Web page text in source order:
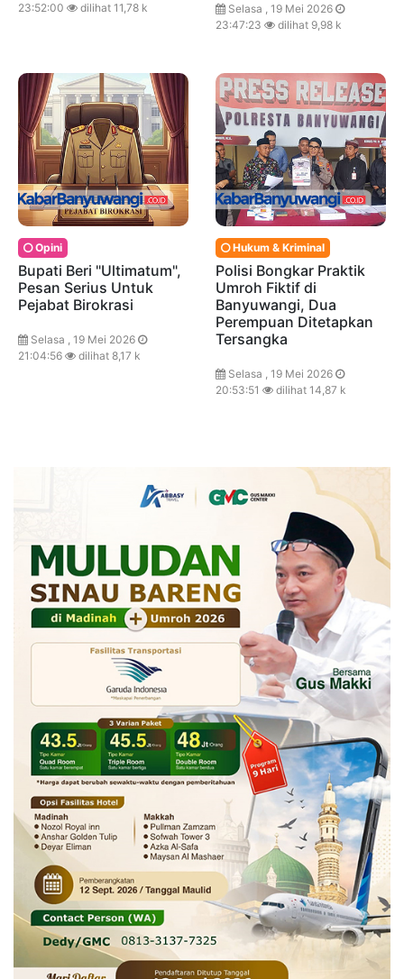
23:52:00
dilihat 11,78 k
Selasa , 19 Mei 2026
23:47:23
dilihat 9,98 k
Opini
Bupati Beri "Ultimatum",
Pesan Serius Untuk
Pejabat Birokrasi
Selasa , 19 Mei 2026
21:04:56
dilihat 8,17 k
Hukum & Kriminal
Polisi Bongkar Praktik
Umroh Fiktif di
Banyuwangi, Dua
Perempuan Ditetapkan
Tersangka
Selasa , 19 Mei 2026
20:53:51
dilihat 14,87 k